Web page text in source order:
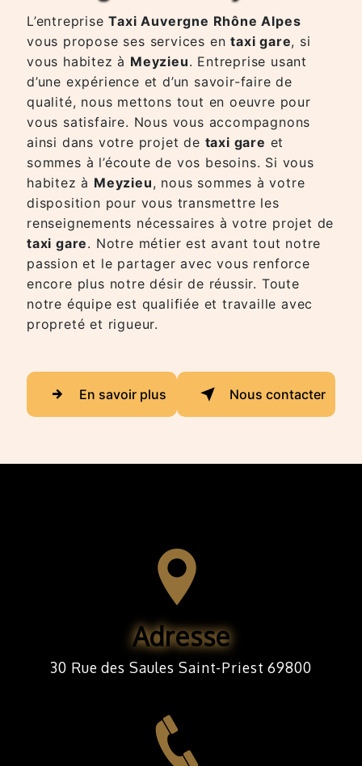
L’entrepriseTaxi Auvergne Rhône Alpes
vous propose ses services entaxi gare, si
vous habitez à Meyzieu. Entreprise usant
d’une expérience et d’un savoir-faire de
qualité, nous mettons tout en oeuvre pour
vous satisfaire. Nous vous accompagnons
ainsi dans votre projet de taxi gare et
sommes à l’écoute de vos besoins. Si vous
habitez à Meyzieu, nous sommes à votre
disposition pour vous transmettre les
renseignements nécessaires à votre projet de
taxi gare. Notre métier est avant tout notre
passion et le partager avec vous renforce
encore plus notre désir de réussir. Toute
notre équipe est qualifiée et travaille avec
propreté et rigueur.
En savoir plus Nous contacter
Adresse
30 Rue des Saules Saint-Priest 69800